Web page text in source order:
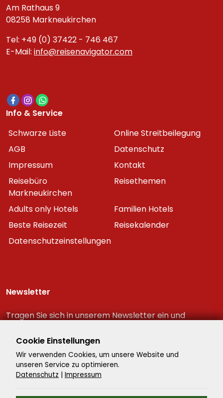
Am Rathaus 9
08258 Markneukirchen
Tel: +49 (0) 37422 - 746 467
E-Mail: info@reisenavigator.com
Info & Service
Schwarze Liste
Online Streitbeilegung
AGB
Datenschutz
Impressum
Kontakt
Reisebüro
Markneukirchen
Reisethemen
Adults only Hotels
Familien Hotels
Beste Reisezeit
Reisekalender
Datenschutzeinstellungen
Newsletter
Tragen Sie sich in unserem Newsletter ein und
Reiseschnäppchen!
Cookie Einstellungen
Wir verwenden Cookies, um unsere Website und
unseren Service zu optimieren.
Datenschutz | Impressum